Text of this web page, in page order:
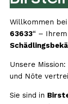
Willkommen bei
63633“ –
Unsere
und Nöte
Sie sind in